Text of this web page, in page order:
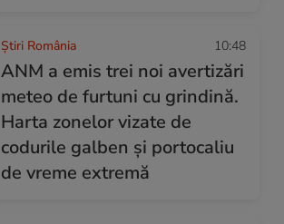
Știri România 10:48
ANM a emis trei noi avertizări
meteo de furtuni cu grindină.
Harta zonelor vizate de
codurile galben și portocaliu
de vreme extremă